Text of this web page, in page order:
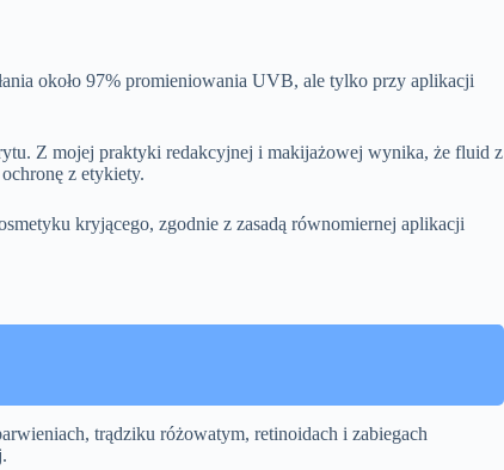
około 97% promieniowania UVB, ale tylko przy aplikacji
Z mojej praktyki redakcyjnej i makijażowej wynika, że fluid z
z etykiety.
kryjącego, zgodnie z zasadą równomiernej aplikacji
trądziku różowatym, retinoidach i zabiegach